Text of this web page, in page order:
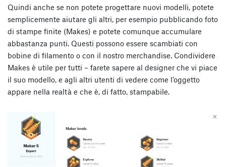
Quindi anche se non potete progettare nuovi modelli, potete
semplicemente aiutare gli altri, per esempio pubblicando foto
di stampe finite (Makes) e potete comunque accumulare
abbastanza punti. Questi possono essere scambiati con
bobine di filamento o con il nostro merchandise. Condividere
Makes è utile per tutti – farete sapere al designer che vi piace
il suo modello, e agli altri utenti di vedere come l’oggetto
appare nella realtà e che è, di fatto, stampabile.